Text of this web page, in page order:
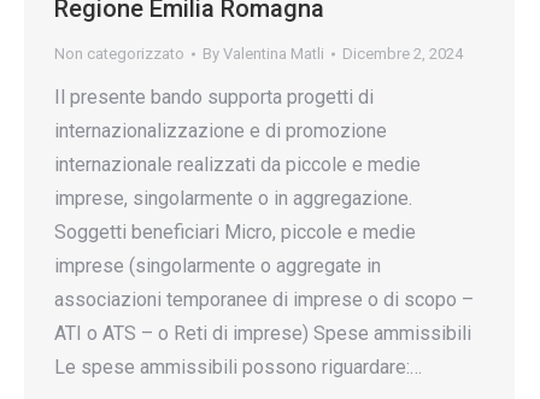
Regione Emilia Romagna
Non categorizzato By Valentina Matli Dicembre 2, 2024
Il presente bando supporta progetti di
internazionalizzazione e di promozione
internazionale realizzati da piccole e medie
imprese, singolarmente o in aggregazione.
Soggetti beneficiari Micro, piccole e medie
imprese (singolarmente o aggregate in
associazioni temporanee di imprese o di scopo –
ATI o ATS – o Reti di imprese) Spese ammissibili
Le spese ammissibili possono riguardare:…